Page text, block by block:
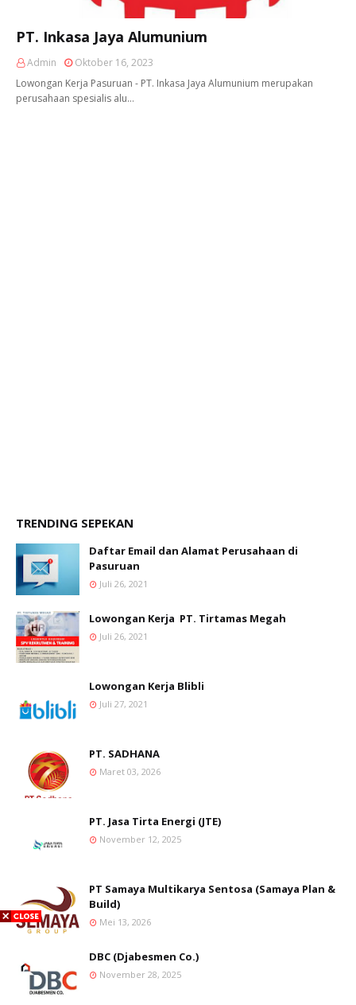
PT. Inkasa Jaya Alumunium
Admin
Oktober 16, 2023
Lowongan Kerja Pasuruan - PT. Inkasa Jaya Alumunium merupakan
perusahaan spesialis alu…
TRENDING SEPEKAN
Daftar Email dan Alamat Perusahaan di
Pasuruan
Juli 26, 2021
Lowongan Kerja PT. Tirtamas Megah
Juli 26, 2021
Lowongan Kerja Blibli
Juli 27, 2021
PT. SADHANA
Maret 03, 2026
PT. Jasa Tirta Energi (JTE)
November 12, 2025
PT Samaya Multikarya Sentosa (Samaya Plan &
Build)
Mei 13, 2026
DBC (Djabesmen Co.)
November 28, 2025